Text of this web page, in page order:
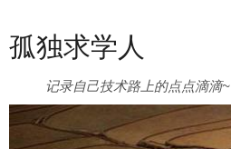
孤独求学人
记录自己技术路上的点点滴滴~